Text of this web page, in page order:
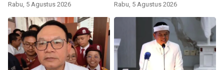
Rabu, 5 Agustus 2026 Rabu, 5 Agustus 2026